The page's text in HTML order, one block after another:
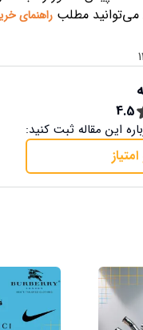
می‌توانید مطلب راهنمای
4.5
این مقاله ثبت کنید: